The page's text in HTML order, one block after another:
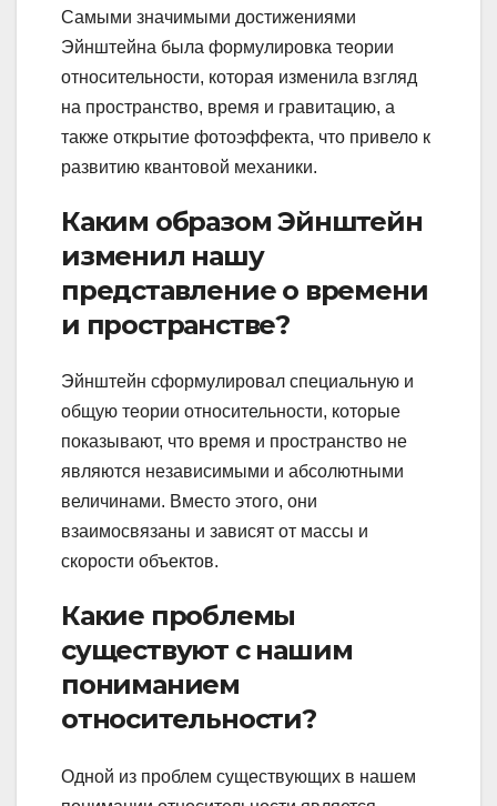
Самыми значимыми достижениями
Эйнштейна была формулировка теории
относительности, которая изменила взгляд
на пространство, время и гравитацию, а
также открытие фотоэффекта, что привело к
развитию квантовой механики.
Каким образом Эйнштейн
изменил нашу
представление о времени
и пространстве?
Эйнштейн сформулировал специальную и
общую теории относительности, которые
показывают, что время и пространство не
являются независимыми и абсолютными
величинами. Вместо этого, они
взаимосвязаны и зависят от массы и
скорости объектов.
Какие проблемы
существуют с нашим
пониманием
относительности?
Одной из проблем существующих в нашем